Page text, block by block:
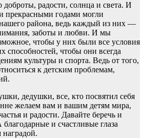
радости, солнца и света. И
прекрасными годами могли
нашего района, ведь каждый из них —
заботы и любви. И мы
чтобы у них были все условия
способностей, чтобы они всегда
культуры и спорта. Ведь от того,
к детским проблемам,
дедушки, все, кто посвятил себя
желаем вам и вашим детям мира,
и радости. Давайте беречь и
и счастливые глаза
наградой.